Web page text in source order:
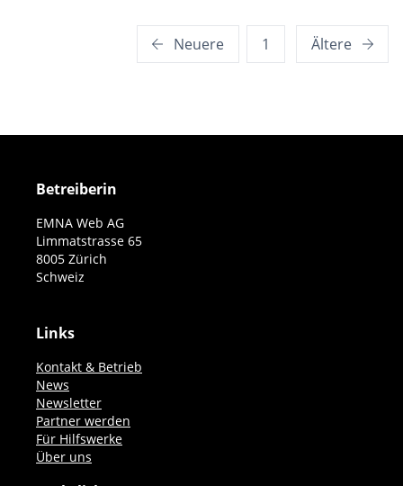
Seitennummerierung
Neuere 1 Ältere
Betreiberin
EMNA Web AG
Limmatstrasse 65
8005 Zürich
Schweiz
Links
Kontakt & Betrieb
News
Newsletter
Partner werden
Für Hilfswerke
Über uns